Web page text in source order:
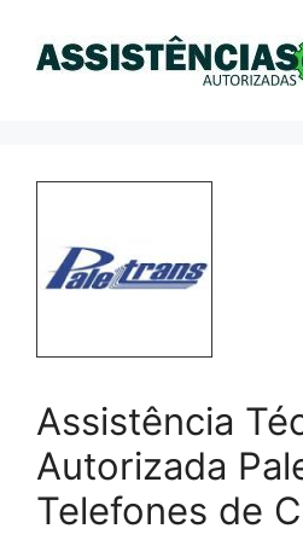
Assistência
Autorizada
Telefones de